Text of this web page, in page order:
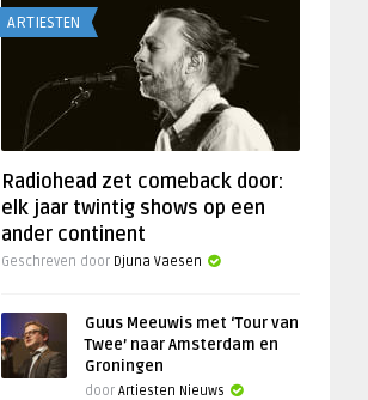
ARTIESTEN
Radiohead zet comeback door:
elk jaar twintig shows op een
ander continent
Geschreven door Djuna Vaesen
Guus Meeuwis met ‘Tour van
Twee’ naar Amsterdam en
Groningen
door Artiesten Nieuws